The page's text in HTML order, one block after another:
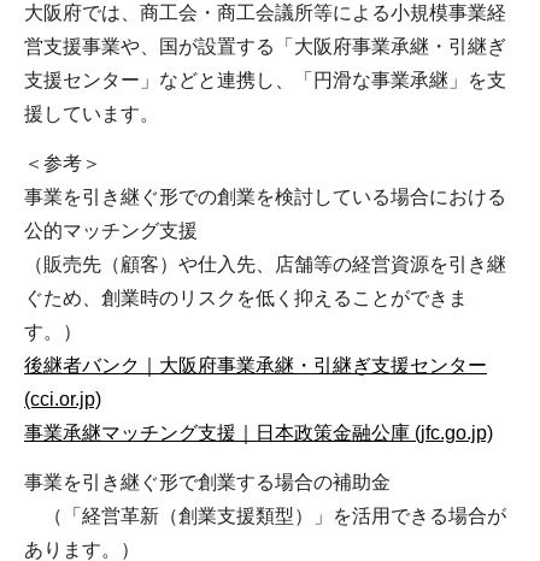
大阪府では、商工会・商工会議所等による小規模事業経
営支援事業や、国が設置する「大阪府事業承継・引継ぎ
支援センター」などと連携し、「円滑な事業承継」を支
援しています。
＜参考＞
事業を引き継ぐ形での創業を検討している場合における
公的マッチング支援
（販売先（顧客）や仕入先、店舗等の経営資源を引き継
ぐため、創業時のリスクを低く抑えることができま
す。）
後継者バンク｜大阪府事業承継・引継ぎ支援センター
(cci.or.jp)
事業承継マッチング支援｜日本政策金融公庫 (jfc.go.jp)
事業を引き継ぐ形で創業する場合の補助金
（「経営⾰新（創業⽀援類型）」を活用できる場合が
あります。）